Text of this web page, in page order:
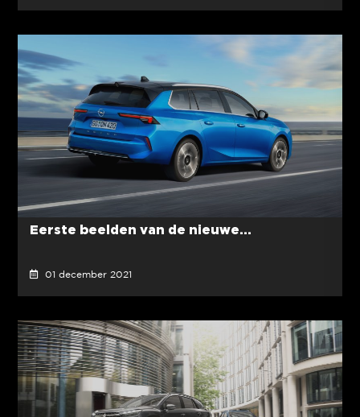
Eerste beelden van de nieuwe...
01 december 2021